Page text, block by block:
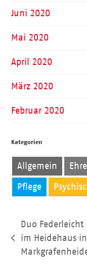
Juni 2020
Mai 2020
April 2020
März 2020
Februar 2020
Kategorien
Allgemein
Pflege
vorheriger
Beitrag:
Duo Federleicht
im Heidehaus in